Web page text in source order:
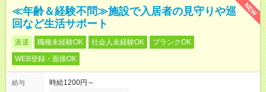
NEW
≪年齢＆経験不問≫施設で入居者の見守りや巡
回など生活サポート
派遣 職種未経験OK 社会人未経験OK
ブランクOK
WEB登録・面接OK
給与
時給1200円～